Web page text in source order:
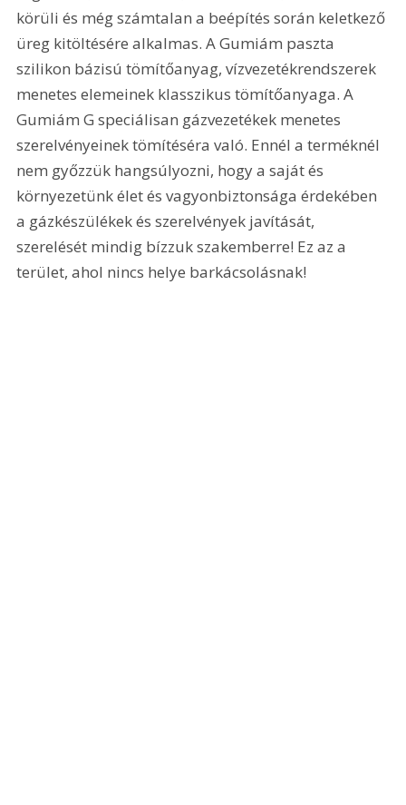
körüli és még számtalan a beépítés során keletkező
üreg kitöltésére alkalmas. A Gumiám paszta
szilikon bázisú tömítőanyag, vízvezetékrendszerek
menetes elemeinek klasszikus tömítőanyaga. A
Gumiám G speciálisan gázvezetékek menetes
szerelvényeinek tömítéséra való. Ennél a terméknél
nem győzzük hangsúlyozni, hogy a saját és
környezetünk élet és vagyonbiztonsága érdekében
a gázkészülékek és szerelvények javítását,
szerelését mindig bízzuk szakemberre! Ez az a
terület, ahol nincs helye barkácsolásnak!